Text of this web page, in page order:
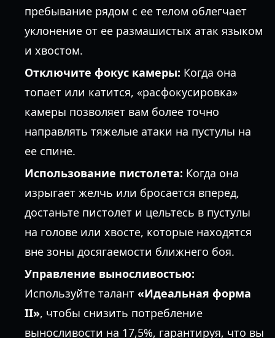
пребывание рядом с ее телом облегчает
уклонение от ее размашистых атак языком
и хвостом.
Отключите фокус камеры: Когда она
топает или катится, «расфокусировка»
камеры позволяет вам более точно
направлять тяжелые атаки на пустулы на
ее спине.
Использование пистолета: Когда она
изрыгает желчь или бросается вперед,
достаньте пистолет и цельтесь в пустулы
на голове или хвосте, которые находятся
вне зоны досягаемости ближнего боя.
Управление выносливостью:
Используйте талант «Идеальная форма
II», чтобы снизить потребление
выносливости на 17,5%, гарантируя, что вы